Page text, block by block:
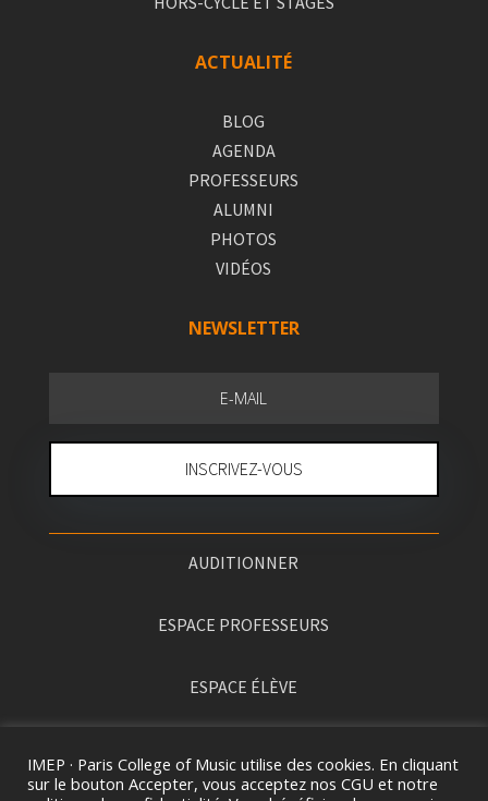
ACTUALITÉ
BLOG
AGENDA
PROFESSEURS
ALUMNI
PHOTOS
VIDÉOS
NEWSLETTER
INSCRIVEZ-VOUS
AUDITIONNER
ESPACE PROFESSEURS
ESPACE ÉLÈVE
IMEP · Paris College of Music utilise des cookies. En cliquant
sur le bouton Accepter, vous acceptez nos CGU et notre